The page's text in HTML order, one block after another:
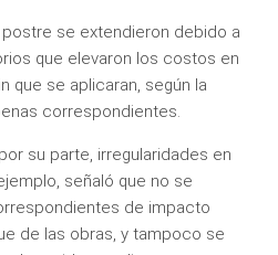
se extendieron debido a
que elevaron los costos en
que se aplicaran, según la
correspondientes.
su parte, irregularidades en
señaló que no se
de impacto
de las obras, y tampoco se